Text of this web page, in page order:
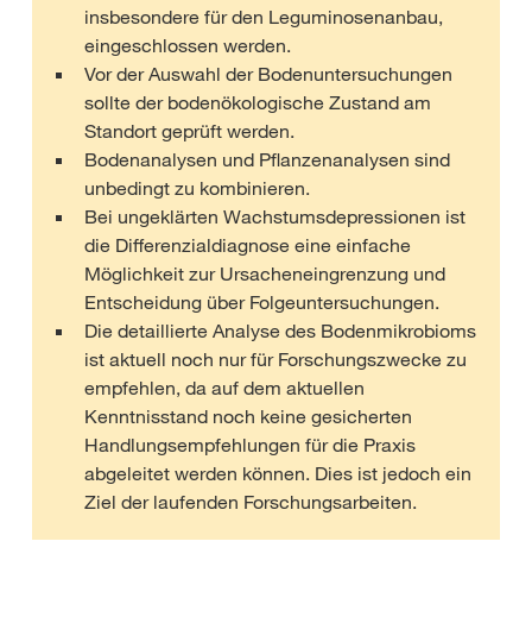
insbesondere für den Leguminosenanbau,
eingeschlossen werden.
Vor der Auswahl der Bodenuntersuchungen
sollte der bodenökologische Zustand am
Standort geprüft werden.
Bodenanalysen und Pflanzenanalysen sind
unbedingt zu kombinieren.
Bei ungeklärten Wachstumsdepressionen ist
die Differenzialdiagnose eine einfache
Möglichkeit zur Ursacheneingrenzung und
Entscheidung über Folgeuntersuchungen.
Die detaillierte Analyse des Bodenmikrobioms
ist aktuell noch nur für Forschungszwecke zu
empfehlen, da auf dem aktuellen
Kenntnisstand noch keine gesicherten
Handlungsempfehlungen für die Praxis
abgeleitet werden können. Dies ist jedoch ein
Ziel der laufenden Forschungsarbeiten.